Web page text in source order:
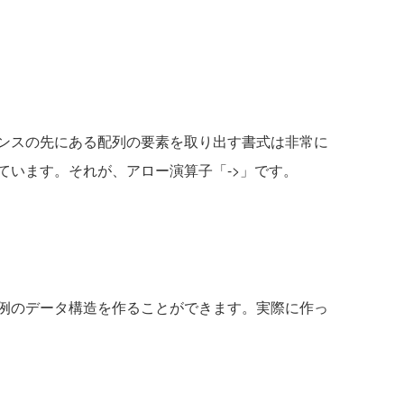
スの先にある配列の要素を取り出す書式は非常に
ます。それが、アロー演算子「->」です。
データ構造を作ることができます。実際に作っ